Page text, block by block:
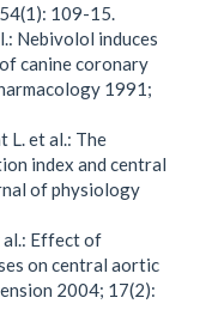
109-15.
Nebivolol induces
canine coronary
1991;
L. et al.: The
index and central
of physiology
al.: Effect of
on central aortic
2004; 17(2):